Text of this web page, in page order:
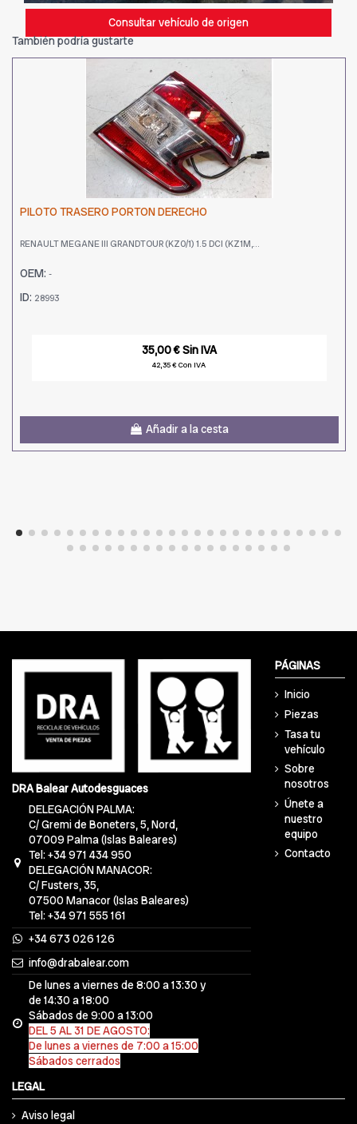
Consultar vehículo de origen
También podría gustarte
PILOTO TRASERO PORTON DERECHO
RENAULT MEGANE III GRANDTOUR (KZ0/1) 1.5 DCI (KZ1M,...
OEM: -
ID: 28993
35,00 € Sin IVA
42,35 € Con IVA
Añadir a la cesta
DRA Balear Autodesguaces
DELEGACIÓN PALMA:
C/ Gremi de Boneters, 5, Nord,
07009 Palma (Islas Baleares)
Tel: +34 971 434 950
DELEGACIÓN MANACOR:
C/ Fusters, 35,
07500 Manacor (Islas Baleares)
Tel: +34 971 555 161
+34 673 026 126
info@drabalear.com
De lunes a viernes de 8:00 a 13:30 y
de 14:30 a 18:00
Sábados de 9:00 a 13:00
DEL 5 AL 31 DE AGOSTO:
De lunes a viernes de 7:00 a 15:00
Sábados cerrados
PÁGINAS
Inicio
Piezas
Tasa tu
vehículo
Sobre
nosotros
Únete a
nuestro
equipo
Contacto
LEGAL
Aviso legal